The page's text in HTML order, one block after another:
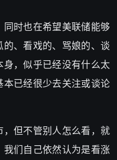
时也在希望美联储能够
、看戏的、骂娘的、谈
，似乎已经没有什么太
已经很少去关注或谈论
但不管别人怎么看，就
们自己依然认为是看涨